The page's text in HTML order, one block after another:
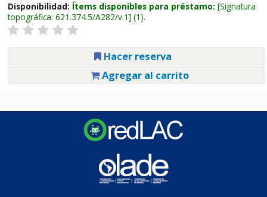
Disponibilidad: Ítems disponibles para préstamo: Signatura
topográfica: 621.374.5/A282/v.1 (1).
Hacer reserva
Agregar al carrito